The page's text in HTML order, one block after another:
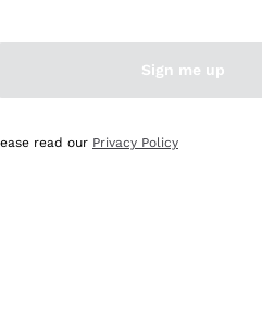
👍
Sign me up
read our Privacy Policy